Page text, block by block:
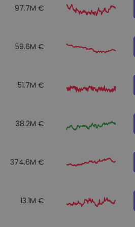
97.7M €
59.6M €
51.7M €
38.2M €
374.6M €
13.1M €